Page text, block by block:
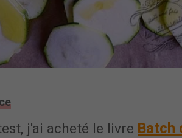
j'ai acheté le livre Batch